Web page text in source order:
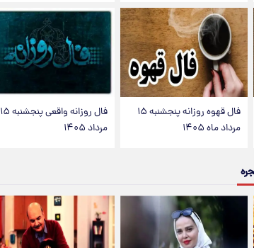
فال قهوه روزانه پنجشنبه ۱۵
مرداد ماه ۱۴۰۵
فال روزانه واقعی پنجشنبه ۱۵
مرداد ۱۴۰۵